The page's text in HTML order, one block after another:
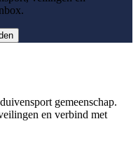
gemeenschap.
en verbind met